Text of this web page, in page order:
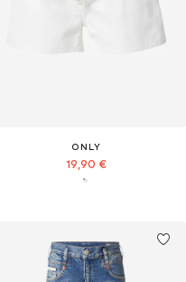
ONLY
19,90 €